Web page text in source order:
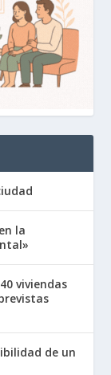
la
viviendas
de un